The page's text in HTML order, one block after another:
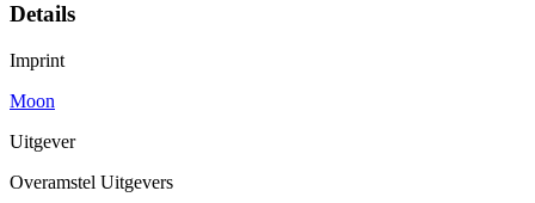
Details
Imprint
Moon
Uitgever
Overamstel Uitgevers